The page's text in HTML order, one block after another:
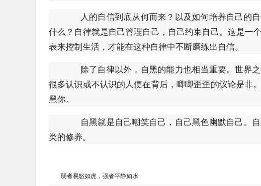
人的自信到底从何而来？以及如何培养自己的
什么？自律就是自己管理自己，自己约束自己。这是一
表来控制生活，才能在这种自律中不断磨练出自信。
除了自律以外，自黑的能力也相当重要。世界之
很多认识或不认识的人便在背后，唧唧歪歪的议论是非
黑你。
自黑就是自己嘲笑自己，自己黑色幽默自己。
类的修养。
弱者易怒如虎，强者平静如水